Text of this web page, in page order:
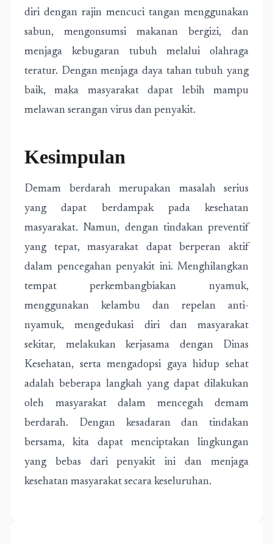
diri dengan rajin mencuci tangan menggunakan
sabun, mengonsumsi makanan bergizi, dan
menjaga kebugaran tubuh melalui olahraga
teratur. Dengan menjaga daya tahan tubuh yang
baik, maka masyarakat dapat lebih mampu
melawan serangan virus dan penyakit.
Kesimpulan
Demam berdarah merupakan masalah serius
yang dapat berdampak pada kesehatan
masyarakat. Namun, dengan tindakan preventif
yang tepat, masyarakat dapat berperan aktif
dalam pencegahan penyakit ini. Menghilangkan
tempat perkembangbiakan nyamuk,
menggunakan kelambu dan repelan anti-
nyamuk, mengedukasi diri dan masyarakat
sekitar, melakukan kerjasama dengan Dinas
Kesehatan, serta mengadopsi gaya hidup sehat
adalah beberapa langkah yang dapat dilakukan
oleh masyarakat dalam mencegah demam
berdarah. Dengan kesadaran dan tindakan
bersama, kita dapat menciptakan lingkungan
yang bebas dari penyakit ini dan menjaga
kesehatan masyarakat secara keseluruhan.